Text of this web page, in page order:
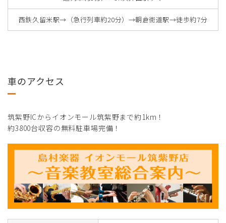
西鉄久留米駅→（急行列車約20分）→朝倉街道駅→徒歩約7分
車のアクセス
筑紫野ICからイオンモール筑紫野まで約1km！
約3800台収容の無料駐車場完備！